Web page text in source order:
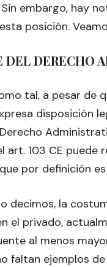
embargo, hay
posición.
DERECHO
tal, a pesar de
disposición
103 CE puede
por definición
decimos, la
el privado,
al menos
faltan ejemplos